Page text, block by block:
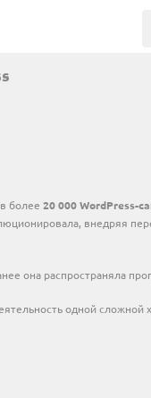
более 20 000 WordPress-
внедряя
она распространяла
одной сложной